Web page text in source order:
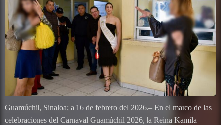
Guamúchil, Sinaloa; a 16 de febrero del 2026.– En el marco de las
celebraciones del Carnaval Guamúchil 2026, la Reina Kamila